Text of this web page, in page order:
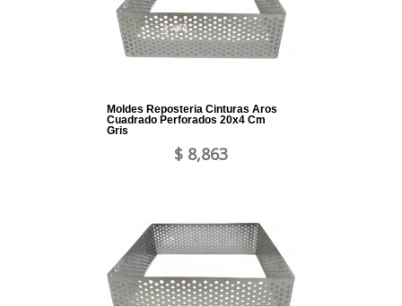
Moldes Reposteria Cinturas Aros
Cuadrado Perforados 20x4 Cm
Gris
$ 8,863